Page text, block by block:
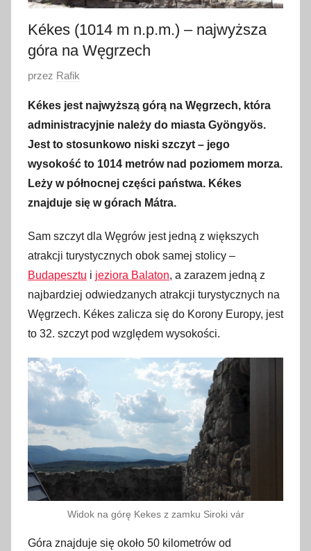
Kékes (1014 m n.p.m.) – najwyższa
góra na Węgrzech
O
u
b
l
i
k
o
a
n
o
2
1
s
e
r
n
i
2
0
przez Rafik
Kékes jest najwyższą górą na Węgrzech, która
administracyjnie należy do miasta Gyöngyös.
Jest to stosunkowo niski szczyt – jego
wysokość to 1014 metrów nad poziomem morza.
Leży w północnej części państwa. Kékes
znajduje się w górach Mátra.
Sam szczyt dla Węgrów jest jedną z większych
atrakcji turystycznych obok samej stolicy –
Budapesztu i jeziora Balaton, a zarazem jedną z
najbardziej odwiedzanych atrakcji turystycznych na
Węgrzech. Kékes zalicza się do Korony Europy, jest
to 32. szczyt pod względem wysokości.
Widok na górę Kekes z zamku Siroki vár
Góra znajduje się około 50 kilometrów od